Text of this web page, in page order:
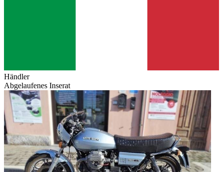
Händler
Abgelaufenes Inserat